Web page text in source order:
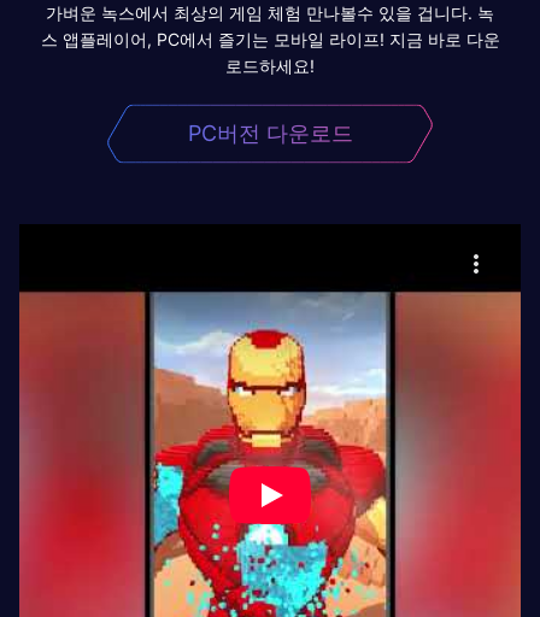
가벼운 녹스에서 최상의 게임 체험 만나볼수 있을 겁니다. 녹
스 앱플레이어, PC에서 즐기는 모바일 라이프! 지금 바로 다운
로드하세요!
PC버전 다운로드